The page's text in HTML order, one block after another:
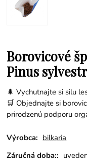
Borovicové
Pinus
🌲 Vychutnajte si silu
🛒 Objednajte si
prirodzenú podporu
Výrobca: bilkaria
Záručná doba::